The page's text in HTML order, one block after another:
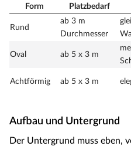
Form Platzbedarf
Rund
ab 3 m
Durchmesser
Oval ab 5 x 3 m
Achtförmig ab 5 x 3 m
Aufbau und Untergrund
Der Untergrund muss eben,